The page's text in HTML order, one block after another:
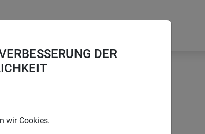
DER
wir Cookies.